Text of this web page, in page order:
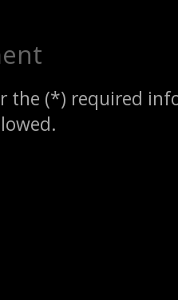
the (*) required